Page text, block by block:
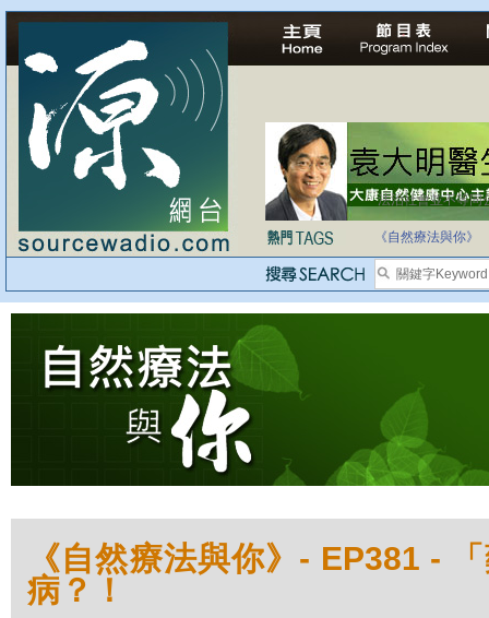
法治社會並不等同
《自然療法與你》
《自然療法與你》- EP381 -
病？！